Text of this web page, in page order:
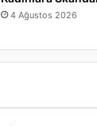
4 Ağustos 2026